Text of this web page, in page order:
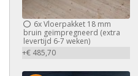
6xVloerpakket 18 mm
bruin geïmpregneerd (extra
levertijd 6-7 weken)
+€ 485,70